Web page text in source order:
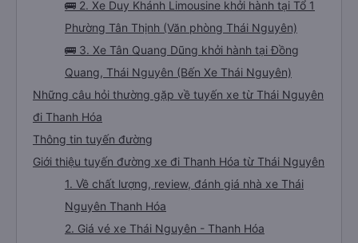
🚌 2. Xe Duy Khánh Limousine khởi hành tại Tổ 1
Phường Tân Thịnh (Văn phòng Thái Nguyên)
🚌 3. Xe Tân Quang Dũng khởi hành tại Đồng
Quang, Thái Nguyên (Bến Xe Thái Nguyên)
Những câu hỏi thường gặp về tuyến xe từ Thái Nguyên
đi Thanh Hóa
Thông tin tuyến đường
Giới thiệu tuyến đường xe đi Thanh Hóa từ Thái Nguyên
1. Về chất lượng, review, đánh giá nhà xe Thái
Nguyên Thanh Hóa
2. Giá vé xe Thái Nguyên - Thanh Hóa